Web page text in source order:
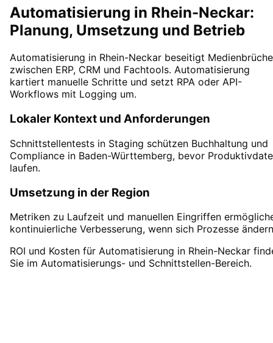
Automatisierung in Rhein-Neckar:
Planung, Umsetzung und Betrieb
Automatisierung in Rhein-Neckar beseitigt Medienbrüche
zwischen ERP, CRM und Fachtools. Automatisierung
kartiert manuelle Schritte und setzt RPA oder API-
Workflows mit Logging um.
Lokaler Kontext und Anforderungen
Schnittstellentests in Staging schützen Buchhaltung und
Compliance in Baden-Württemberg, bevor
laufen.
Umsetzung in der Region
Metriken zu Laufzeit und manuellen Eingriffen
kontinuierliche Verbesserung, wenn sich Prozesse
ROI und Kosten für Automatisierung in Rhein-Neckar
Sie im Automatisierungs- und Schnittstellen-Bereich.